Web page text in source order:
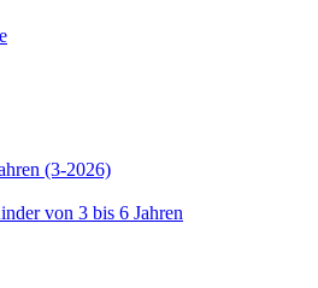
(3-2026)
von 3 bis 6 Jahren